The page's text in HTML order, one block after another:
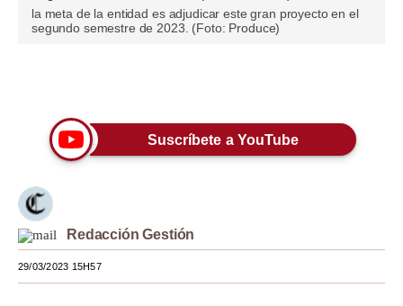
Opinión
Blogs
Lujo
Viajes
la meta de la entidad es adjudicar este gran proyecto en el
segundo semestre de 2023. (Foto: Produce)
Suscríbete a YouTube
Redacción Gestión
29/03/2023 15H57